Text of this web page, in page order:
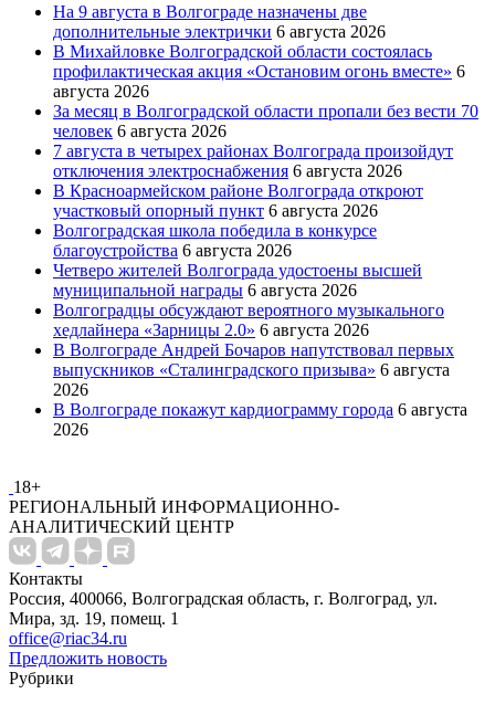
На 9 августа в Волгограде назначены две
дополнительные электрички 6 августа 2026
В Михайловке Волгоградской области состоялась
профилактическая акция «Остановим огонь вместе» 6
августа 2026
За месяц в Волгоградской области пропали без вести 70
человек 6 августа 2026
7 августа в четырех районах Волгограда произойдут
отключения электроснабжения 6 августа 2026
В Красноармейском районе Волгограда откроют
участковый опорный пункт 6 августа 2026
Волгоградская школа победила в конкурсе
благоустройства 6 августа 2026
Четверо жителей Волгограда удостоены высшей
муниципальной награды 6 августа 2026
Волгоградцы обсуждают вероятного музыкального
хедлайнера «Зарницы 2.0» 6 августа 2026
В Волгограде Андрей Бочаров напутствовал первых
выпускников «Сталинградского призыва» 6 августа
2026
В Волгограде покажут кардиограмму города 6 августа
2026
18+
РЕГИОНАЛЬНЫЙ ИНФОРМАЦИОННО-
АНАЛИТИЧЕСКИЙ ЦЕНТР
Контакты
Россия, 400066, Волгоградская область, г. Волгоград, ул.
Мира, зд. 19, помещ. 1
office@riac34.ru
Предложить новость
Рубрики